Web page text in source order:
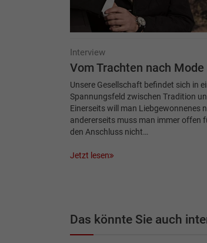
Interview
Vom Trachten nach Mode
Unsere Gesellschaft befindet sich in
Spannungsfeld zwischen Tradition
Einerseits will man Liebgewonnenes
andererseits muss man immer offen
den Anschluss nicht…
Jetzt lesen
Das könnte Sie auch